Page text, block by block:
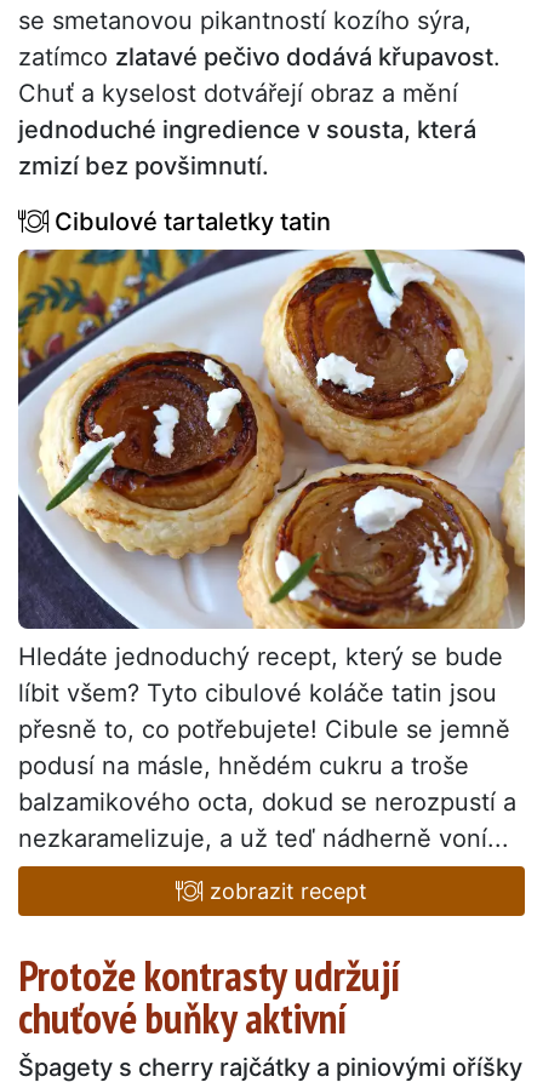
se smetanovou pikantností kozího sýra,
zatímco zlatavé pečivo dodává křupavost.
Chuť a kyselost dotvářejí obraz a mění
jednoduché ingredience v sousta, která
zmizí bez povšimnutí.
Cibulové tartaletky tatin
Hledáte jednoduchý recept, který se bude
líbit všem? Tyto cibulové koláče tatin jsou
přesně to, co potřebujete! Cibule se jemně
podusí na másle, hnědém cukru a troše
balzamikového octa, dokud se nerozpustí a
nezkaramelizuje, a už teď nádherně voní...
zobrazit recept
Protože kontrasty udržují
chuťové buňky aktivní
Špagety s cherry rajčátky a piniovými oříšky